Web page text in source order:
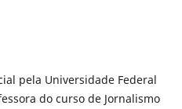
pela Universidade Federal
do curso de Jornalismo